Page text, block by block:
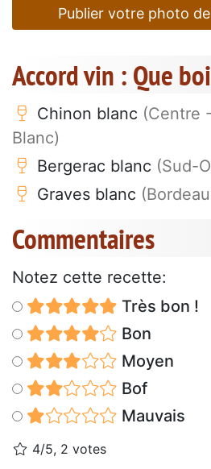
Publier votre photo
Accord vin : Que
Chinon blanc (Centre
Blanc)
Bergerac blanc (Sud-
Graves blanc
Commentaires
Notez cette recette:
Très bon !
Bon
Moyen
Bof
Mauvais
4/5, 2 votes